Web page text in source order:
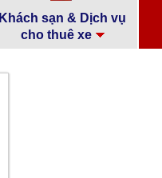
Khách sạn & Dịch vụ
cho thuê xe